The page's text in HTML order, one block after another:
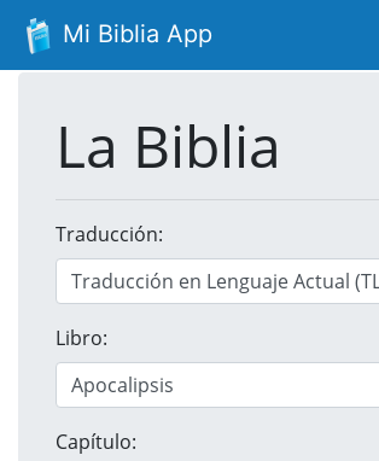
Mi Biblia App
La Biblia
Traducción:
Libro:
Capítulo: